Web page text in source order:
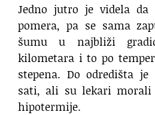
Jedno jutro je videla da
pomera, pa se sama
šumu u najbliži
kilometara i to po
stepena. Do odredišta
sati, ali su lekari morali
hipotermije.